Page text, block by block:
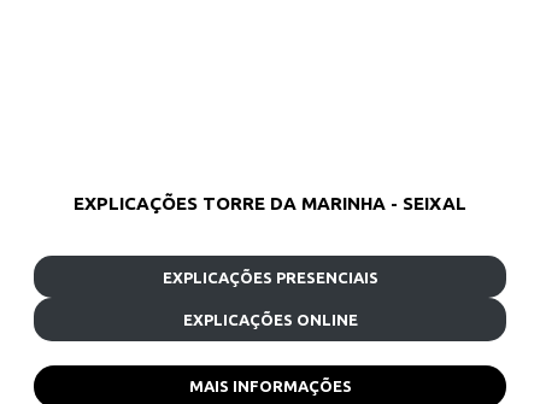
EXPLICAÇÕES TORRE DA MARINHA - SEIXAL
EXPLICAÇÕES PRESENCIAIS
EXPLICAÇÕES ONLINE
MAIS INFORMAÇÕES